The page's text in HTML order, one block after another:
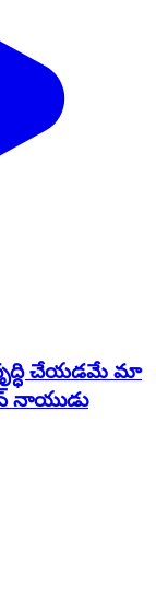
చేయడమే మా
నాయుడు